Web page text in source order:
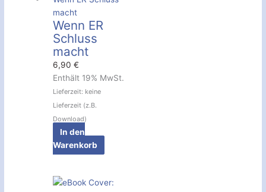
Wenn ER
Schluss
macht
6,90€
Enthält 19% MwSt.
Lieferzeit: keine
Lieferzeit (z.B.
Download)
In den
Warenkorb